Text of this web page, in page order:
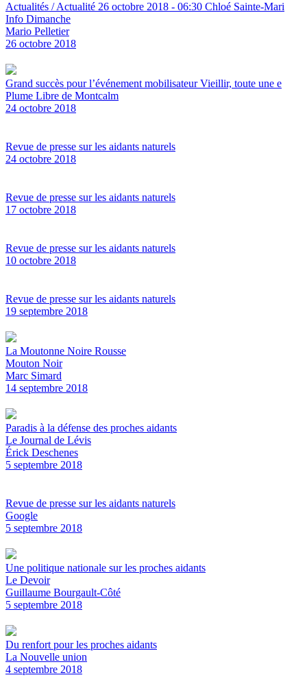
Actualités / Actualité 26 octobre 2018 - 06:30 Chloé Sainte-Mari
Info Dimanche
Mario Pelletier
26 octobre 2018
Grand succès pour l’événement mobilisateur Vieillir, toute une e
Plume Libre de Montcalm
24 octobre 2018
Revue de presse sur les aidants naturels
24 octobre 2018
Revue de presse sur les aidants naturels
17 octobre 2018
Revue de presse sur les aidants naturels
10 octobre 2018
Revue de presse sur les aidants naturels
19 septembre 2018
La Moutonne Noire Rousse
Mouton Noir
Marc Simard
14 septembre 2018
Paradis à la défense des proches aidants
Le Journal de Lévis
Érick Deschenes
5 septembre 2018
Revue de presse sur les aidants naturels
Google
5 septembre 2018
Une politique nationale sur les proches aidants
Le Devoir
Guillaume Bourgault-Côté
5 septembre 2018
Du renfort pour les proches aidants
La Nouvelle union
4 septembre 2018